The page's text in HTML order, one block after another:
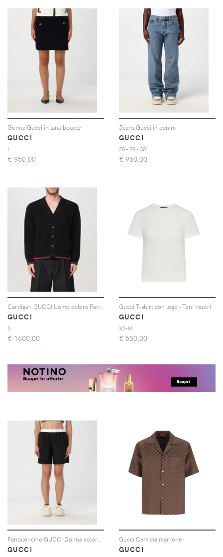
Gonna Gucci in lana bouclè
GUCCI
L
€ 950,00
Jeans Gucci in denim
GUCCI
28 - 29 - 30
€ 950,00
GUCCI
S
€ 1600,00
Gucci T-shirt con logo - Toni neutri
GUCCI
XS-M
€ 550,00
GUCCI
Gucci Camicia marrone
GUCCI